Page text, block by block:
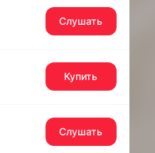
Слушать
Купить
Слушать